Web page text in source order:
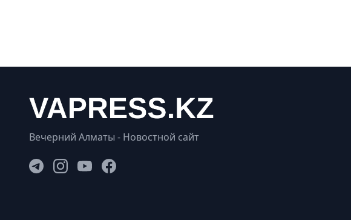
Вечерний Алматы - Новостной сайт